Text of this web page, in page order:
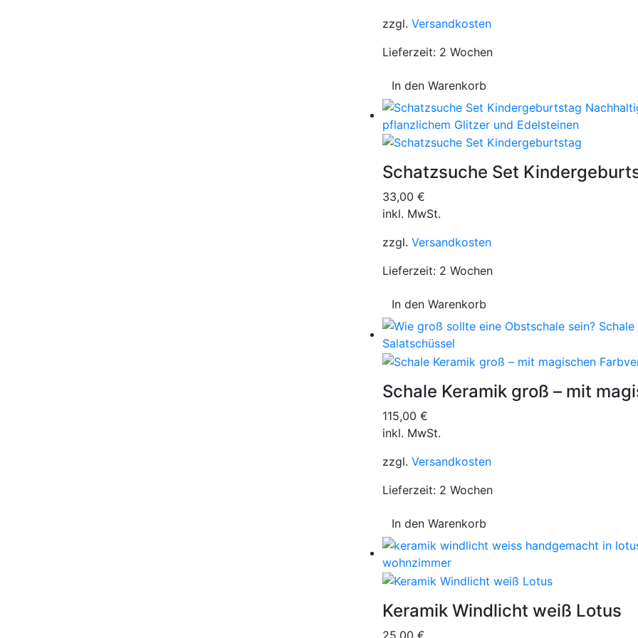
zzgl. Versandkosten
Lieferzeit: 2 Wochen
In den Warenkorb
Schatzsuche Set
33,00 €
inkl. MwSt.
zzgl. Versandkosten
Lieferzeit: 2 Wochen
In den Warenkorb
Schale Keramik groß – mit
115,00 €
inkl. MwSt.
zzgl. Versandkosten
Lieferzeit: 2 Wochen
In den Warenkorb
Keramik Windlicht weiß Lotus
25,00 €